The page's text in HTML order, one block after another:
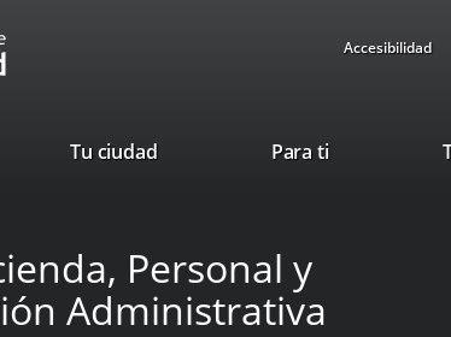
Accesibilidad
Tu ciudad Para ti
Personal y
Administrativa